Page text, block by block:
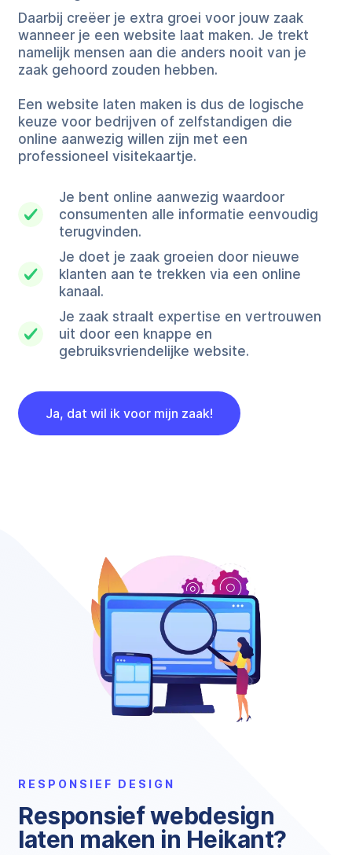
Daarbij creëer je extra groei voor jouw zaak
wanneer je een website laat maken. Je trekt
namelijk mensen aan die anders nooit van je
zaak gehoord zouden hebben.
Een website laten maken is dus de logische
keuze voor bedrijven of zelfstandigen die
online aanwezig willen zijn met een
professioneel visitekaartje.
Je bent online aanwezig waardoor
consumenten alle informatie eenvoudig
terugvinden.
Je doet je zaak groeien door nieuwe
klanten aan te trekken via een online
kanaal.
Je zaak straalt expertise en vertrouwen
uit door een knappe en
gebruiksvriendelijke website.
Ja, dat wil ik voor mijn zaak!
RESPONSIEF DESIGN
Responsief webdesign
laten maken in Heikant?